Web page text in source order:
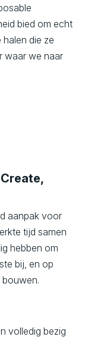
bied om echt
die ze
waar we naar
aanpak voor
tijd samen
hebben om
bij, en op
volledig bezig